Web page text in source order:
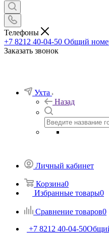
Телефоны
+7 8212 40-04-50 Общий
Заказать звонок
Ухта
Назад
Личный кабинет
Корзина0
Избранные товары0
Сравнение товаров0
+7 8212 40-04-50